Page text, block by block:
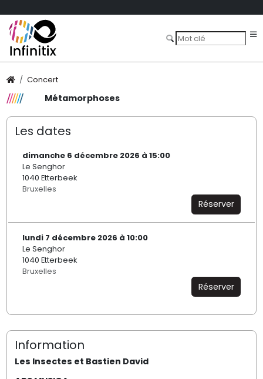
Concert
Métamorphoses
Les dates
dimanche 6 décembre 2026 à 15:00
Le Senghor
1040 Etterbeek
Bruxelles
Réserver
lundi 7 décembre 2026 à 10:00
Le Senghor
1040 Etterbeek
Bruxelles
Réserver
Information
Les Insectes et Bastien David